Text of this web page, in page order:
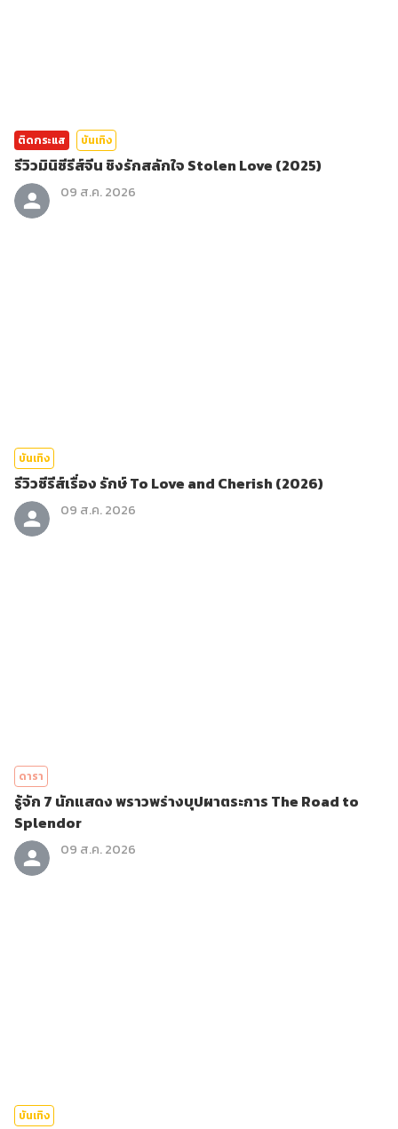
ติดกระแส บันเทิง
รีวิวมินิซีรีส์จีน ชิงรักสลักใจ Stolen Love (2025)
09 ส.ค. 2026
บันเทิง
รีวิวซีรีส์เรื่อง รักษ์ To Love and Cherish (2026)
09 ส.ค. 2026
ดารา
รู้จัก 7 นักแสดง พราวพร่างบุปผาตระการ The Road to
Splendor
09 ส.ค. 2026
บันเทิง